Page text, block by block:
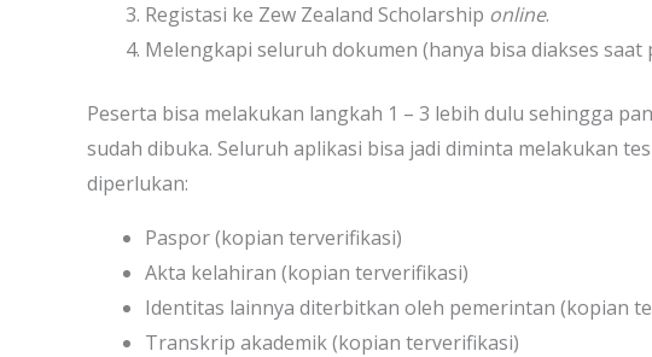
Registasi ke Zew Zealand Scholarship online.
Melengkapi seluruh dokumen (hanya bisa diakses
Peserta bisa melakukan langkah 1 – 3 lebih dulu sehingga
sudah dibuka. Seluruh aplikasi bisa jadi diminta melakukan
diperlukan:
Paspor (kopian terverifikasi)
Akta kelahiran (kopian terverifikasi)
Identitas lainnya diterbitkan oleh pemerintan (kopian
Transkrip akademik (kopian terverifikasi)